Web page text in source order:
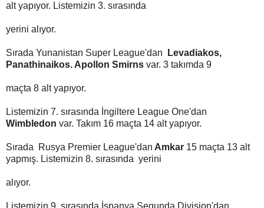
alt yapıyor. Listemizin 3. sırasında
yerini alıyor.
Sırada Yunanistan Super League'dan
Levadiakos,
Panathinaikos. Apollon Smirns var. 3 takımda 9
maçta 8 alt yapıyor.
Listemizin 7. sırasında İngiltere League One'dan
Wimbledon var. Takım 16 maçta 14 alt yapıyor.
Sırada Rusya Premier League'dan Amkar 15 maçta 13 alt
yapmış. Listemizin 8. sırasında yerini
alıyor.
Listemizin 9. sırasında İspanya Segunda Division'dan